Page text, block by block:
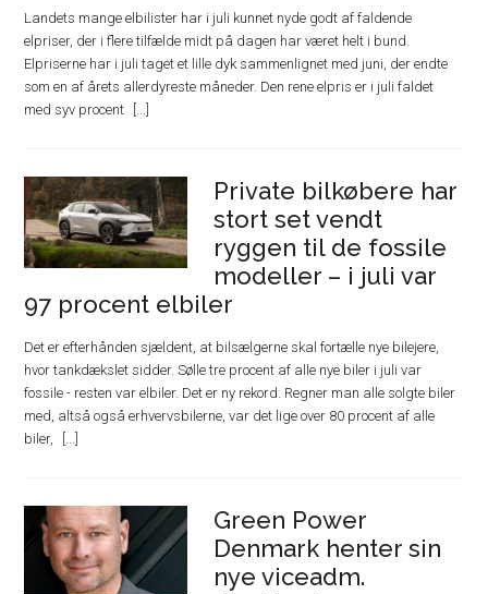
Landets mange elbilister har i juli kunnet nyde godt af faldende
elpriser, der i flere tilfælde midt på dagen har været helt i bund.
Elpriserne har i juli taget et lille dyk sammenlignet med juni, der endte
som en af årets allerdyreste måneder. Den rene elpris er i juli faldet
med syv procent
Private bilkøbere har
stort set vendt
ryggen til de fossile
modeller – i juli var
97 procent elbiler
Det er efterhånden sjældent, at bilsælgerne skal fortælle nye bilejere,
hvor tankdækslet sidder. Sølle tre procent af alle nye biler i juli var
fossile - resten var elbiler. Det er ny rekord. Regner man alle solgte biler
med, altså også erhvervsbilerne, var det lige over 80 procent af alle
biler,
Green Power
Denmark henter sin
nye viceadm.